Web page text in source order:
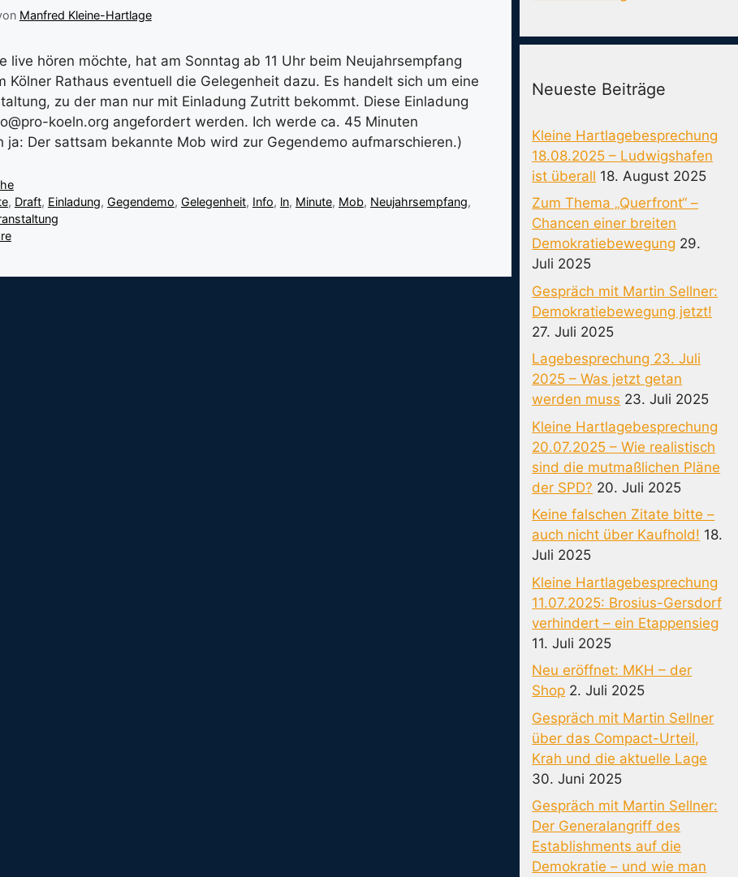
Manfred Kleine-Hartlage
live hören möchte, hat am Sonntag ab 11 Uhr beim Neujahrsempfang
Kölner Rathaus eventuell die Gelegenheit dazu. Es handelt sich um eine
zu der man nur mit Einladung Zutritt bekommt. Diese Einladung
koeln.org angefordert werden. Ich werde ca. 45 Minuten
ja: Der sattsam bekannte Mob wird zur Gegendemo aufmarschieren.)
, Draft, Einladung, Gegendemo, Gelegenheit, Info, ln, Minute, Mob, Neujahrsempfang,
Neueste Beiträge
Kleine Hartlagebesprechung
18.08.2025 – Ludwigshafen
ist überall 18. August 2025
Zum Thema „Querfront“ –
Chancen einer breiten
Demokratiebewegung 29.
Juli 2025
Gespräch mit Martin Sellner:
Demokratiebewegung jetzt!
27. Juli 2025
Lagebesprechung 23. Juli
2025 – Was jetzt getan
werden muss 23. Juli 2025
Kleine Hartlagebesprechung
20.07.2025 – Wie realistisch
sind die mutmaßlichen Pläne
der SPD? 20. Juli 2025
Keine falschen Zitate bitte –
auch nicht über Kaufhold! 18.
Juli 2025
Kleine Hartlagebesprechung
11.07.2025: Brosius-Gersdorf
verhindert – ein Etappensieg
11. Juli 2025
Neu eröffnet: MKH – der
Shop 2. Juli 2025
Gespräch mit Martin Sellner
über das Compact-Urteil,
Krah und die aktuelle Lage
30. Juni 2025
Gespräch mit Martin Sellner:
Der Generalangriff des
Establishments auf die
Demokratie – und wie man